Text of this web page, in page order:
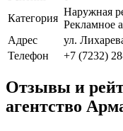
Категория
Наружная
Рекламное
Адрес
ул.
Телефон
+7 (7232)
Отзывы и
агентство